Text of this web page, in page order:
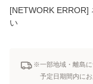
[NETWORK ERROR]
い
※一部地域・離島に
予定日期間内に